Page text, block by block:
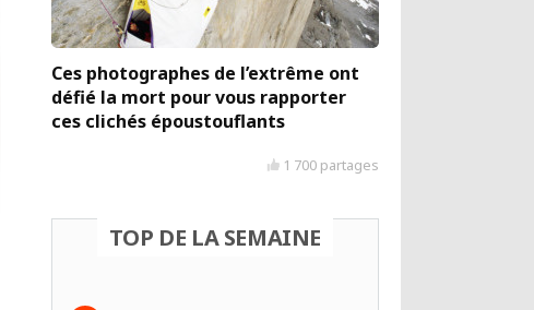
Ces photographes de l’extrême ont
défié la mort pour vous rapporter
ces clichés époustouflants
1 700 partages
TOP DE LA SEMAINE